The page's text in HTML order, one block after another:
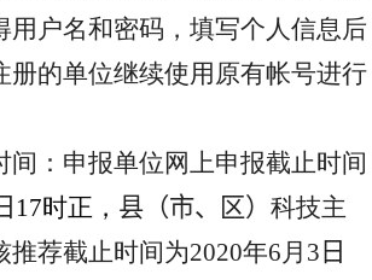
用户名和密码，填写个人信息后
册的单位继续使用原有帐号进行
间：申报单位网上申报截止时间
17时正， 县（市、区） 科技主
推荐截止时间为2020年6 月 3 日